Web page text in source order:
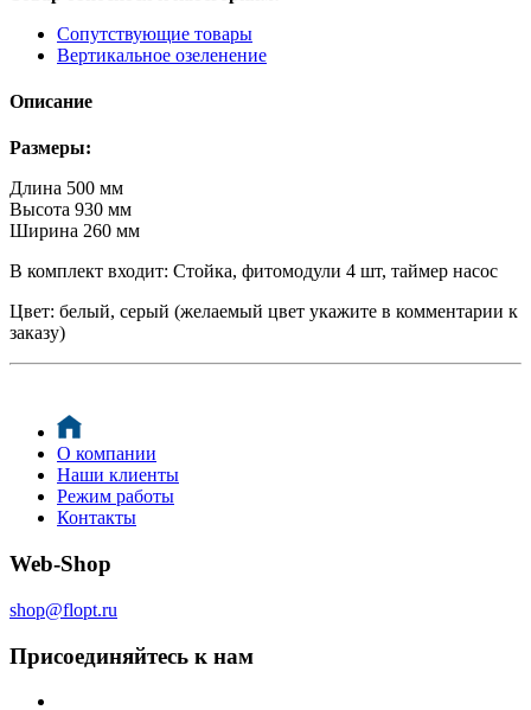
Сопутствующие товары
Вертикальное озеленение
Описание
Размеры:
Длина 500 мм
Высота 930 мм
Ширина 260 мм
В комплект входит: Стойка, фитомодули 4 шт, таймер насос
Цвет: белый, серый (желаемый цвет укажите в комментарии к
заказу)
О компании
Наши клиенты
Режим работы
Контакты
Web-Shop
shop@flopt.ru
Присоединяйтесь к нам